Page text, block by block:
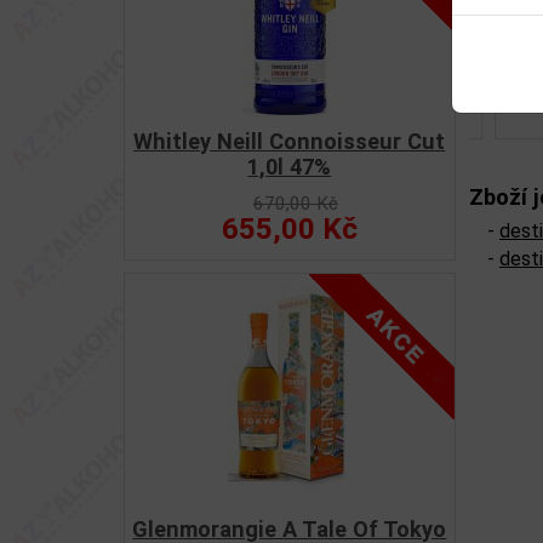
Whitley Neill Connoisseur Cut
1,0l 47%
670,00 Kč
655,00 Kč
Glenmorangie A Tale Of Tokyo
Zboží
-
-